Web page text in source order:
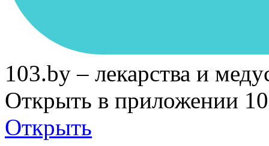
103.by – лекарства и
Открыть в приложении
Открыть